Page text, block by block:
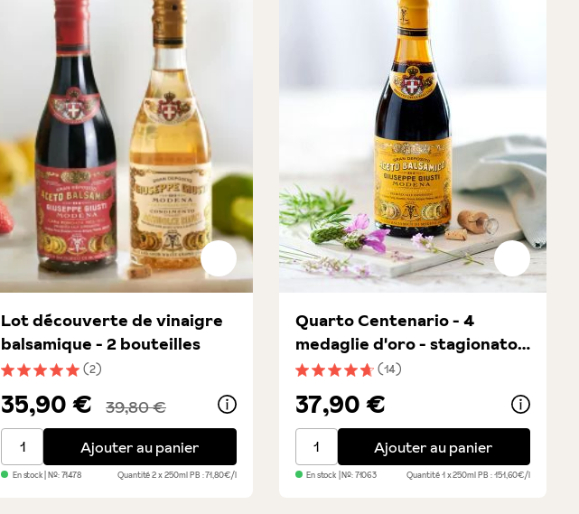
Note moyenne de 5 sur 5 étoiles
(2)
Lot découverte de vinaigre
balsamique - 2 bouteilles
35,90 € 39,80 €
Lot découverte de vinaigre balsamique - 2 bouteilles
Ajouter au panier
En stock| №:71478 Quantité2 x 250mlPB : 71,80€/l
Note moyenne de 4.8 sur 5 étoiles
(14)
Quarto Centenario - 4
medaglie d'oro - stagionato
15 anni
37,90 €
Quarto Centenario - 4 medaglie d'oro -
Ajouter au panier
En stock | №:71063 Quantité1 x 250mlPB : 151,60€/l